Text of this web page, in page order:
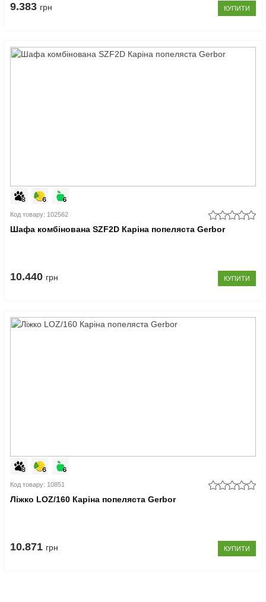
9.383 грн КУПИТИ
Код товару: 102562
Шафа комбінована SZF2D Каріна попеляста Gerbor
10.440 грн КУПИТИ
Код товару: 10851
Ліжко LOZ/160 Каріна попеляста Gerbor
10.871 грн КУПИТИ